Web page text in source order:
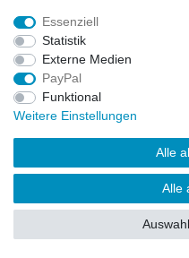
Essenziell
Statistik
Externe Medien
PayPal
Funktional
Weitere Einstellungen
Alle
Alle